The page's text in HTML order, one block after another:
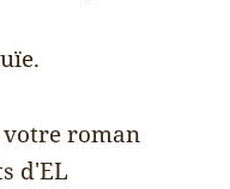
votre roman
d'EL